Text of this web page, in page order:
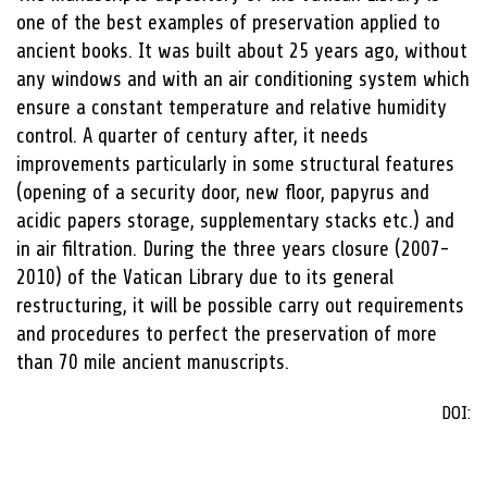
one of the best examples of preservation applied to
ancient books. It was built about 25 years ago, without
any windows and with an air conditioning system which
ensure a constant temperature and relative humidity
control. A quarter of century after, it needs
improvements particularly in some structural features
(opening of a security door, new floor, papyrus and
acidic papers storage, supplementary stacks etc.) and
in air filtration. During the three years closure (2007-
2010) of the Vatican Library due to its general
restructuring, it will be possible carry out requirements
and procedures to perfect the preservation of more
than 70 mile ancient manuscripts.
DOI: